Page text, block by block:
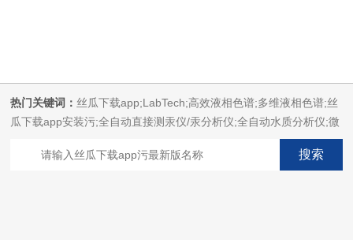
热门关键词： 丝瓜下载app;LabTech;高效液相色谱;多维液相色谱;丝
瓜下载app安装污;全自动直接测汞仪/汞分析仪;全自动水质分析仪;微
波消解萃取系统;微波合成系统;微波灰化磺化系统;全自动固相萃取系
统;Dryvap全自动溶剂蒸发系统;激光固体烧蚀进样系统;循环水冷却